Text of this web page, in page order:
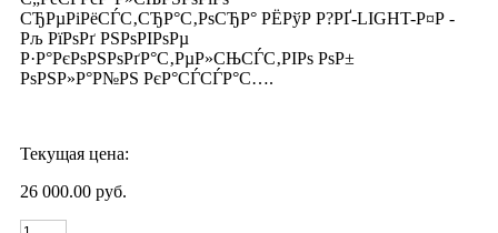
СЂРµРіРёСЃС‚СЂР°С‚РѕСЂР° РЁРўР Р?РҐ-LIGHT-Р¤Р -
Рљ РїРѕРґ РЅРѕРІРѕРµ
Р·Р°РєРѕРЅРѕРґР°С‚РµР»СЊСЃС‚РІРѕ РѕР±
РѕРЅР»Р°Р№РЅ РєР°СЃСЃР°С….
Текущая цена:
26 000.00 руб.